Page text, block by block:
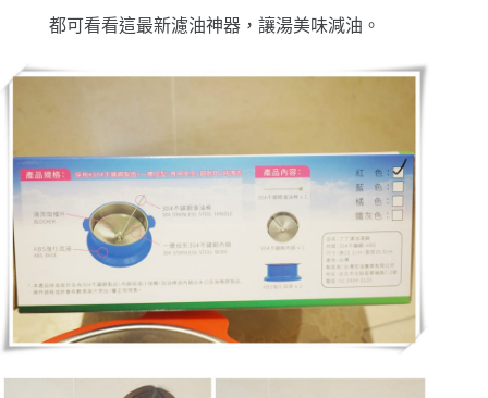
都可看看這最新濾油神器，讓湯美味減油。